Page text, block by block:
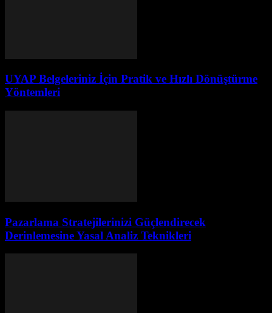
UYAP Belgeleriniz İçin Pratik ve Hızlı Dönüştürme
Yöntemleri
Pazarlama Stratejilerinizi Güçlendirecek
Derinlemesine Yasal Analiz Teknikleri